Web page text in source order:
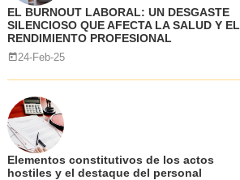
EL BURNOUT LABORAL: UN DESGASTE
SILENCIOSO QUE AFECTA LA SALUD Y EL
RENDIMIENTO PROFESIONAL
24-Feb-25
Elementos constitutivos de los actos
hostiles y el destaque del personal